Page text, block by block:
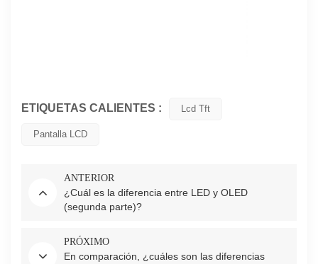
ETIQUETAS CALIENTES : Lcd Tft
Pantalla LCD
ANTERIOR
¿Cuál es la diferencia entre LED y OLED
(segunda parte)?
PRÓXIMO
En comparación, ¿cuáles son las diferencias